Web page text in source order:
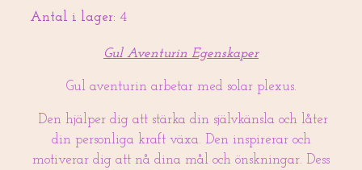
Antal i lager: 4
Gul Aventurin Egenskaper
Gul aventurin arbetar med solar plexus.
Den hjälper dig att stärka din självkänsla och låter
din personliga kraft växa. Den inspirerar och
motiverar dig att nå dina mål och önskningar. Dess